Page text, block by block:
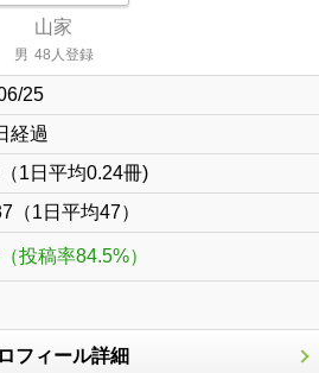
山家
男 48人登録
25
経過
1日平均0.24冊)
（1日平均47）
投稿率84.5%）
フィール詳細